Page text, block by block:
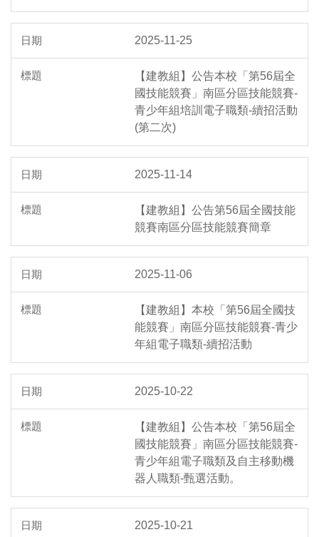
2025-11-25
【建教組】公告本校「第56屆全
國技能競賽」南區分區技能競賽-
青少年組培訓電子職類-續招活動
(第二次)
2025-11-14
【建教組】公告第56屆全國技能
競賽南區分區技能競賽簡章
2025-11-06
【建教組】本校「第56屆全國技
能競賽」南區分區技能競賽-青少
年組電子職類-續招活動
2025-10-22
【建教組】公告本校「第56屆全
國技能競賽」南區分區技能競賽-
青少年組電子職類及自主移動機
器人職類-甄選活動。
2025-10-21